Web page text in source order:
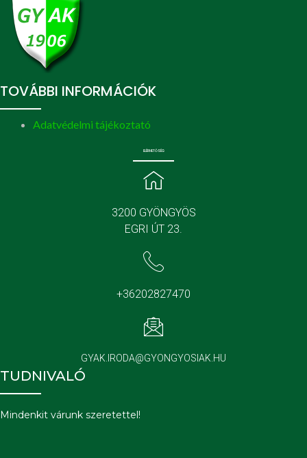
TOVÁBBI INFORMÁCIÓK
Adatvédelmi tájékoztató
ELÉRHETŐSÉG
3200 GYÖNGYÖS
EGRI ÚT 23.
+36202827470
GYAK.IRODA@GYONGYOSIAK.HU
TUDNIVALÓ
Mindenkit várunk szeretettel!